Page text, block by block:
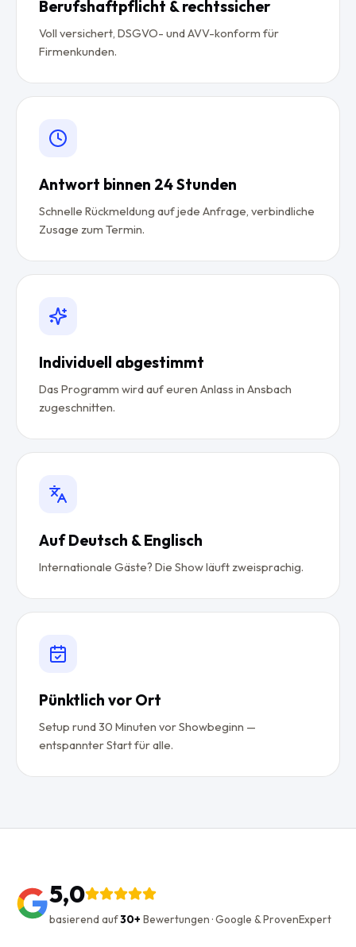
Berufshaftpflicht & rechtssicher
Voll versichert, DSGVO- und AVV-konform für
Firmenkunden.
Antwort binnen 24 Stunden
Schnelle Rückmeldung auf jede Anfrage, verbindliche
Zusage zum Termin.
Individuell abgestimmt
Das Programm wird auf euren Anlass in Ansbach
zugeschnitten.
Auf Deutsch & Englisch
Internationale Gäste? Die Show läuft zweisprachig.
Pünktlich vor Ort
Setup rund 30 Minuten vor Showbeginn —
entspannter Start für alle.
5,0
basierend auf30+ Bewertungen · Google & ProvenExpert